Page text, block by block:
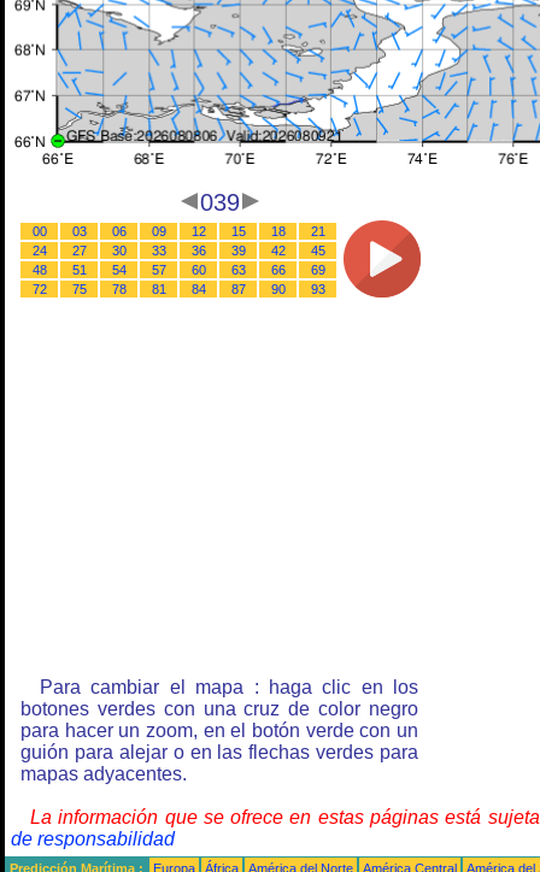
039
00 03 06 09 12 15 18
21
24
27 30 33 36 39 42
45
48
51 54 57 60 63 66
69
72
75 78 81 84 87 90 93
Para cambiar el mapa : haga clic en los
botones verdes con una cruz de color negro
para hacer un zoom, en el botón verde con un
guión para alejar o en las flechas verdes para
mapas adyacentes.
La información que se ofrece en estas páginas está
de responsabilidad
Predicción Marítima : Europa África América del Norte América Central
América del